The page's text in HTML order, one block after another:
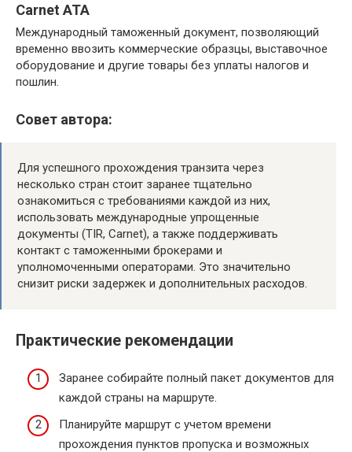
Carnet ATA
Международный таможенный документ, позволяющий
временно ввозить коммерческие образцы, выставочное
оборудование и другие товары без уплаты налогов и
пошлин.
Совет автора:
Для успешного прохождения транзита через
несколько стран стоит заранее тщательно
ознакомиться с требованиями каждой из них,
использовать международные упрощенные
документы (TIR, Carnet), а также поддерживать
контакт с таможенными брокерами и
уполномоченными операторами. Это значительно
снизит риски задержек и дополнительных расходов.
Практические рекомендации
Заранее собирайте полный пакет документов для
каждой страны на маршруте.
Планируйте маршрут с учетом времени
прохождения пунктов пропуска и возможных